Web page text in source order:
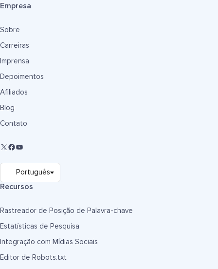
Empresa
Sobre
Carreiras
Imprensa
Depoimentos
Afiliados
Blog
Contato
Recursos
Rastreador de Posição de Palavra-chave
Estatísticas de Pesquisa
Integração com Mídias Sociais
Editor de Robots.txt